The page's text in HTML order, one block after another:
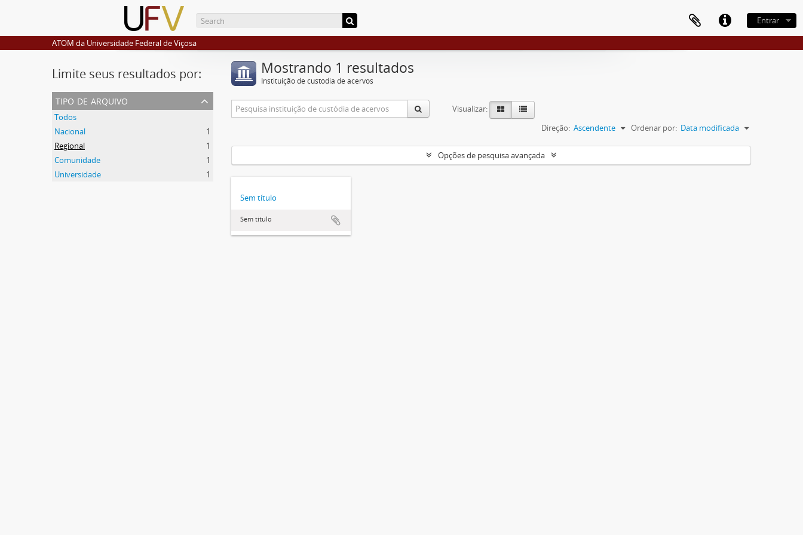
Entrar
ATOM da Universidade Federal de Viçosa
Limite seus resultados por:
tipo de arquivo
Todos
Nacional
1
Regional
1
Comunidade
1
Universidade
1
Mostrando 1 resultados
Instituição de custódia de acervos
Visualizar:
Ordenar por: Data modificada
Direção: Ascendente
Opções de pesquisa avançada
Sem título
Sem título